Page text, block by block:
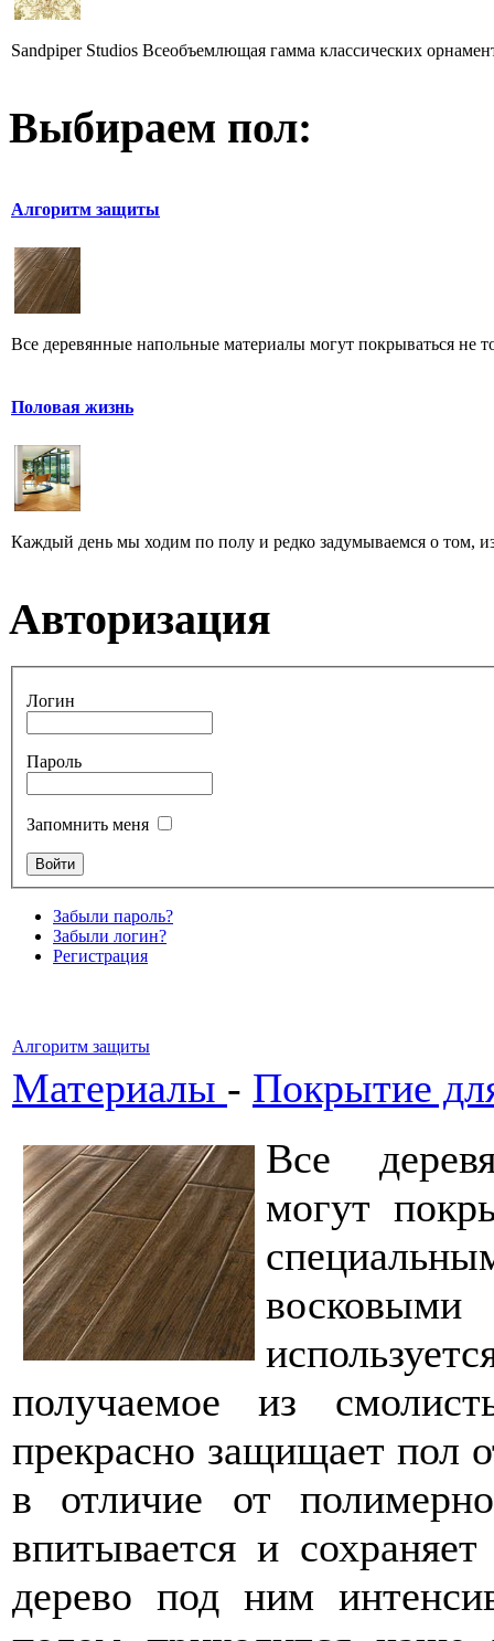
Sandpiper Studios Всеобъемлющая гамма классических
Выбираем пол:
Алгоритм защиты
Все деревянные напольные материалы могут покрываться не
Половая жизнь
Каждый день мы ходим по полу и редко задумываемся о том,
Авторизация
Логин
Пароль
Запомнить меня
Забыли пароль?
Забыли логин?
Регистрация
Алгоритм защиты
Материалы - Покрытие
Все
могут
получаемое из
прекрасно защищает пол
в отличие от
впитывается и
дерево под ним